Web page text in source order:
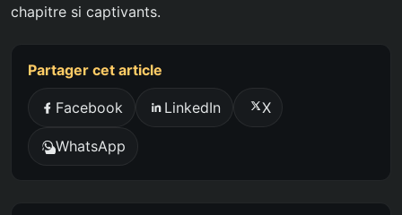
chapitre si captivants.
Partager cet article
Facebook LinkedIn X
WhatsApp